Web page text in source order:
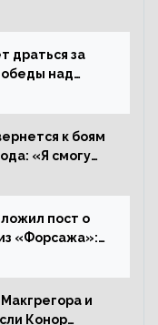
драться за
над
Польшу»
к боям
«Я смогу
пост о
«Форсажа»:
отсталый
и
Конор